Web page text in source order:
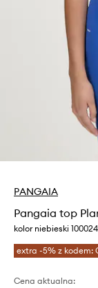
PANGAIA
Pangaia top
kolor niebieski
extra -5% z kodem:
Cena aktualna: